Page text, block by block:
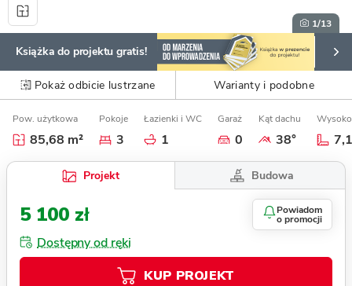
1/13
Książka do projektu gratis!
Pokaż odbicie lustrzane Warianty i podobne
Pow. użytkowa
85,68 m²
Pokoje
3
Łazienki i WC
1
Garaż
0
Kąt dachu
38°
Projekt Budowa
5 100 zł Powiadom
o promocji
Dostępny od ręki
KUP PROJEKT